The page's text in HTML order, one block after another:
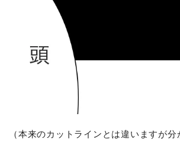
（本来のカットラインとは違いますが分